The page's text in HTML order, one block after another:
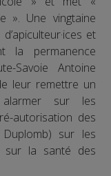
». Une vingtaine
et
la permanence
Savoie Antoine
leur remettre un
sur les
autorisation des
sur les
sur la santé des